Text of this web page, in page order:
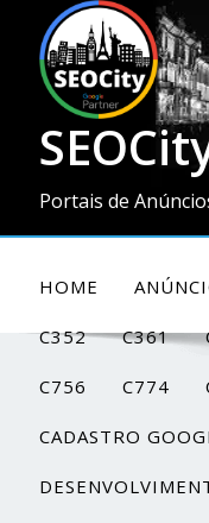
Portais de
HOME
C352 C361
C756 C774
CADASTRO